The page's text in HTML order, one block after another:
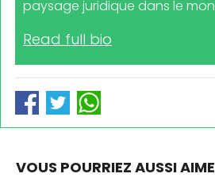
paysage juridique dans le
Read full bio
VOUS POURRIEZ AUSSI